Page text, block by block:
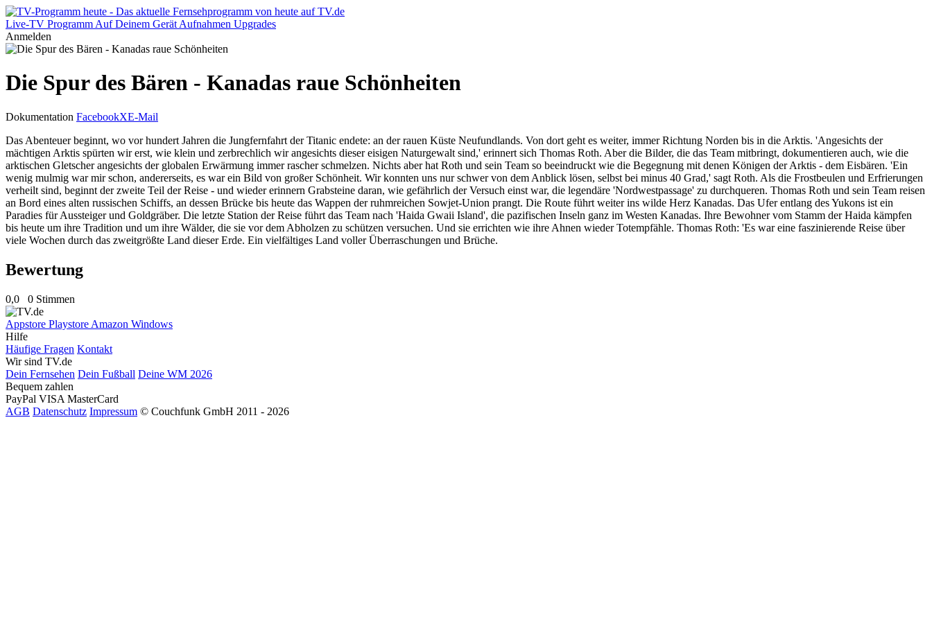
Live-TV Programm Auf Deinem Gerät Aufnahmen Upgrades
Anmelden
Die Spur des Bären - Kanadas raue Schönheiten
Dokumentation FacebookXE-Mail
Das Abenteuer beginnt, wo vor hundert Jahren die Jungfernfahrt der Titanic endete: an der rauen Küste Neufundlands. Von dort geht es weiter, immer Richtung Norden bis in die Arktis. 'Angesichts der
mächtigen Arktis spürten wir erst, wie klein und zerbrechlich wir angesichts dieser eisigen Naturgewalt sind,' erinnert sich Thomas Roth. Aber die Bilder, die das Team mitbringt, dokumentieren auch, wie die
arktischen Gletscher angesichts der globalen Erwärmung immer rascher schmelzen. Nichts aber hat Roth und sein Team so beeindruckt wie die Begegnung mit denen Königen der Arktis - dem Eisbären. 'Ein
wenig mulmig war mir schon, andererseits, es war ein Bild von großer Schönheit. Wir konnten uns nur schwer von dem Anblick lösen, selbst bei minus 40 Grad,' sagt Roth. Als die Frostbeulen und Erfrierungen
verheilt sind, beginnt der zweite Teil der Reise - und wieder erinnern Grabsteine daran, wie gefährlich der Versuch einst war, die legendäre 'Nordwestpassage' zu durchqueren. Thomas Roth und sein Team reisen
an Bord eines alten russischen Schiffs, an dessen Brücke bis heute das Wappen der ruhmreichen Sowjet-Union prangt. Die Route führt weiter ins wilde Herz Kanadas. Das Ufer entlang des Yukons ist ein
Paradies für Aussteiger und Goldgräber. Die letzte Station der Reise führt das Team nach 'Haida Gwaii Island', die pazifischen Inseln ganz im Westen Kanadas. Ihre Bewohner vom Stamm der Haida kämpfen
bis heute um ihre Tradition und um ihre Wälder, die sie vor dem Abholzen zu schützen versuchen. Und sie errichten wie ihre Ahnen wieder Totempfähle. Thomas Roth: 'Es war eine faszinierende Reise über
viele Wochen durch das zweitgrößte Land dieser Erde. Ein vielfältiges Land voller Überraschungen und Brüche.
Bewertung
0,0 0 Stimmen
Appstore Playstore Amazon Windows
Hilfe
Häufige Fragen Kontakt
Wir sind TV.de
Dein Fernsehen Dein Fußball Deine WM 2026
Bequem zahlen
PayPal VISA MasterCard
AGB Datenschutz Impressum © Couchfunk GmbH 2011 - 2026